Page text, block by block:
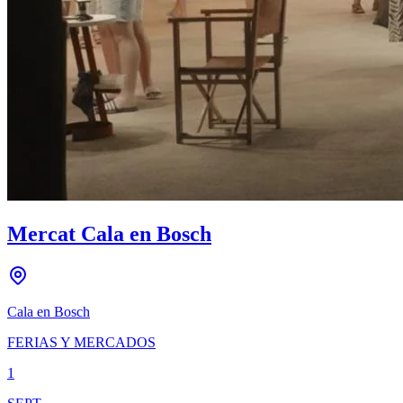
Mercat Cala en Bosch
Cala en Bosch
FERIAS Y MERCADOS
1